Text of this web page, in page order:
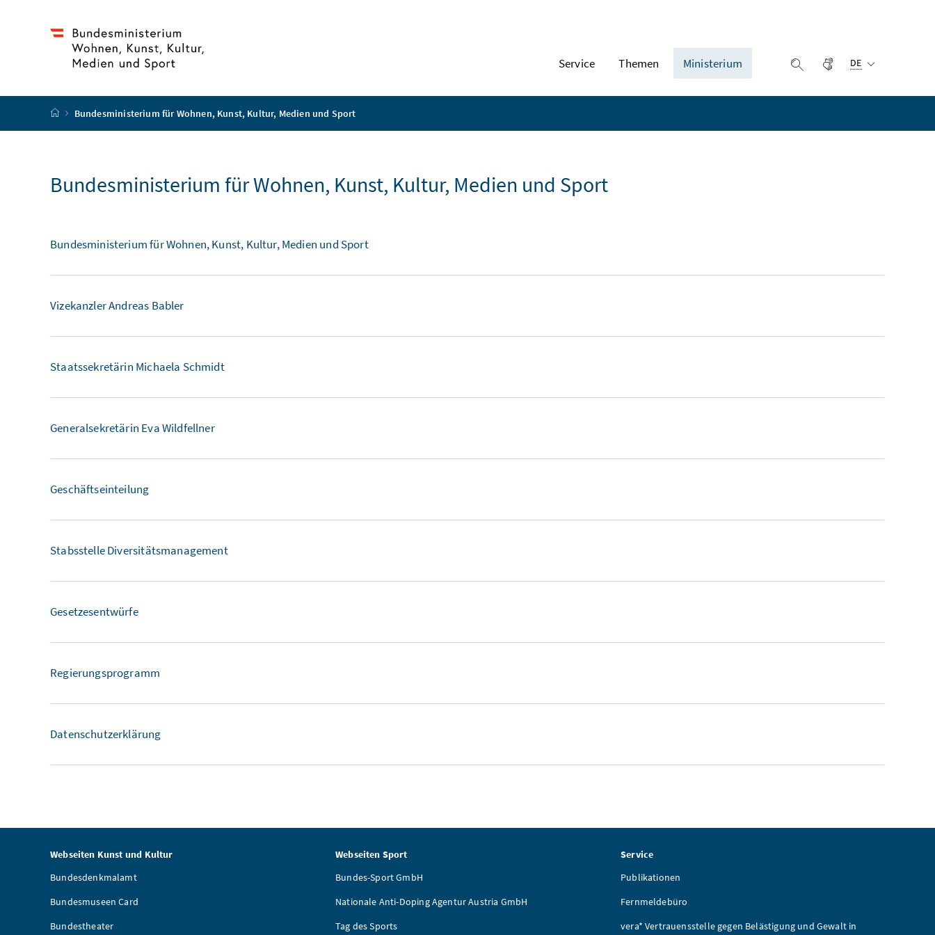
Service Themen Ministerium Suche einblenden
Gebärdensprache
DE
Startseite
Bundesministerium für Wohnen, Kunst, Kultur, Medien und Sport
Bundesministerium für Wohnen, Kunst, Kultur, Medien und Sport
Bundesministerium für Wohnen, Kunst, Kultur, Medien und Sport
Vizekanzler Andreas Babler
Staatssekretärin Michaela Schmidt
Generalsekretärin Eva Wildfellner
Geschäftseinteilung
Stabsstelle Diversitätsmanagement
Gesetzesentwürfe
Regierungsprogramm
Datenschutzerklärung
Webseiten Kunst und Kultur
Bundesdenkmalamt
Bundesmuseen Card
Bundestheater
Webseiten Sport
Bundes-Sport GmbH
Nationale Anti-Doping Agentur Austria GmbH
Tag des Sports
Service
Publikationen
Fernmeldebüro
vera* Vertrauensstelle gegen Belästigung und Gewalt in